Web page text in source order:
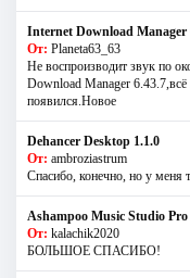
Internet Download Manager
От: Planeta63_63
Не воспроизводит звук по
Download Manager 6.43.7,всё
появился.Новое
Dehancer Desktop 1.1.0
От: ambroziastrum
Спасибо, конечно, но у меня
Ashampoo Music Studio Pro
От: kalachik2020
БОЛЬШОЕ СПАСИБО!